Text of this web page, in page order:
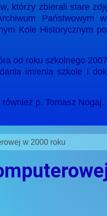
którzy zbierali stare
Państwowym
Kole Historycznym
od roku szkolnego
imienia szkole i
p. Tomasz Nogaj.
w 2000 roku